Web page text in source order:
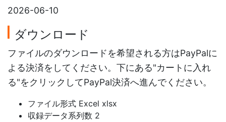
2026-06-10
ダウンロード
ファイルのダウンロードを希望される方はPayPalに
よる決済をしてください。下にある"カートに入れ
る"をクリックしてPayPal決済へ進んでください。
ファイル形式 Excel xlsx
収録データ系列数 2